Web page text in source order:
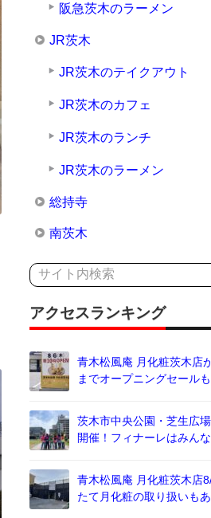
阪急茨木のラーメン
JR茨木
JR茨木のテイクアウト
JR茨木のカフェ
JR茨木のランチ
JR茨木のラーメン
総持寺
南茨木
アクセスランキング
青木松風庵 月化粧茨木店
までオープニングセール
茨木市中央公園・芝生広
開催！フィナーレはみん
青木松風庵 月化粧茨木店
たて月化粧の取り扱いも